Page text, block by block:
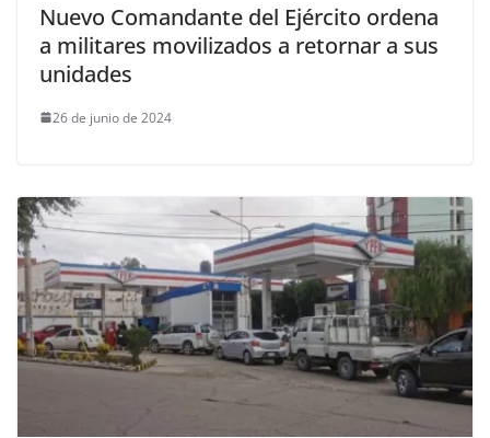
Nuevo Comandante del Ejército ordena
a militares movilizados a retornar a sus
unidades
26 de junio de 2024